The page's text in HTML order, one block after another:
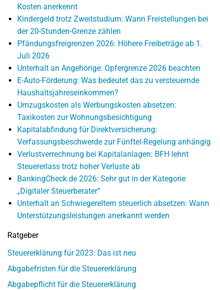
Kosten anerkennt
Kindergeld trotz Zweitstudium: Wann Freistellungen bei
der 20-Stunden-Grenze zählen
Pfändungsfreigrenzen 2026: Höhere Freibeträge ab 1.
Juli 2026
Unterhalt an Angehörige: Opfergrenze 2026 beachten
E-Auto-Förderung: Was bedeutet das zu versteuernde
Haushaltsjahreseinkommen?
Umzugskosten als Werbungskosten absetzen:
Taxikosten zur Wohnungsbesichtigung
Kapitalabfindung für Direktversicherung:
Verfassungsbeschwerde zur Fünftel-Regelung anhängig
Verlustverrechnung bei Kapitalanlagen: BFH lehnt
Steuererlass trotz hoher Verluste ab
BankingCheck.de 2026: Sehr gut in der Kategorie
„Digitaler Steuerberater“
Unterhalt an Schwiegereltern steuerlich absetzen: Wann
Unterstützungsleistungen anerkannt werden
Ratgeber
Steuererklärung für 2023: Das ist neu
Abgabefristen für die Steuererklärung
Abgabepflicht für die Steuererklärung